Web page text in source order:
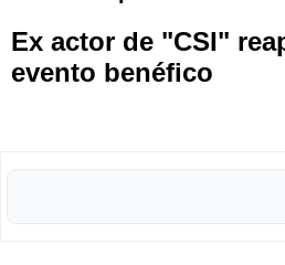
Ex actor de "CSI"
evento benéfico